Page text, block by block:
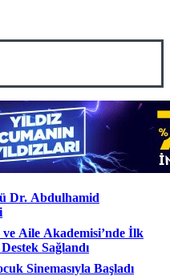
Dr. Abdulhamid
Aile Akademisi’nde İlk
Sağlandı
Sinemasıyla Başladı